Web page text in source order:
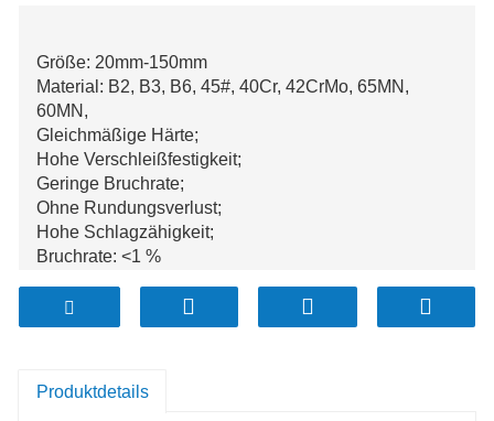
Größe: 20mm-150mm
Material: B2, B3, B6, 45#, 40Cr, 42CrMo, 65MN,
60MN,
Gleichmäßige Härte;
Hohe Verschleißfestigkeit;
Geringe Bruchrate;
Ohne Rundungsverlust;
Hohe Schlagzähigkeit;
Bruchrate: <1 %
Produktdetails